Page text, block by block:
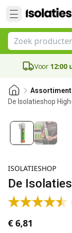
Voor 12:00
Assortiment
De Isolatieshop
ISOLATIESHOP
De
€ 6,81